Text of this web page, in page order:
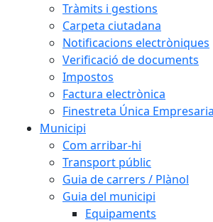
Tràmits i gestions
Carpeta ciutadana
Notificacions electròniques
Verificació de documents
Impostos
Factura electrònica
Finestreta Única
Municipi
Com arribar-hi
Transport públic
Guia de carrers / Plànol
Guia del municipi
Equipaments